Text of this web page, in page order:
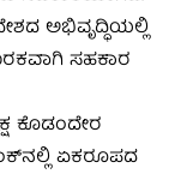
ಅಭಿವೃದ್ಧಿಯಲ್ಲಿ
ಸಹಕಾರ
ಕೊಡಂದೇರ
ಏಕರೂಪದ